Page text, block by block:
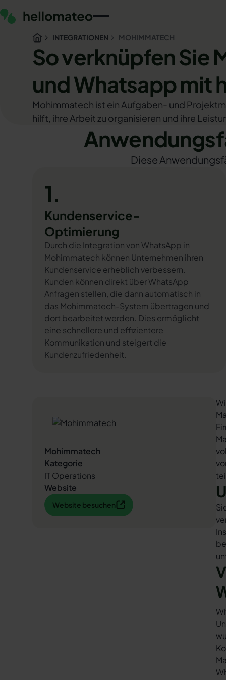
INTEGRATIONEN MOHIMMATECH
So verknüpfen Sie
und Whatsapp mit
Mohimmatech ist ein Aufgaben- und
hilft, ihre Arbeit zu organisieren und ihre
Diese
1.
Kundenservice-
Optimierung
Durch die Integration von WhatsApp in
Mohimmatech können Unternehmen ihren
Kundenservice erheblich verbessern.
Kunden können direkt über WhatsApp
Anfragen stellen, die dann automatisch in
das Mohimmatech-System übertragen und
dort bearbeitet werden. Dies ermöglicht
eine schnellere und effizientere
Kommunikation und steigert die
Kundenzufriedenheit.
Mohimmatech
Kategorie
IT Operations
Website
Website besuchen
Website besuchen